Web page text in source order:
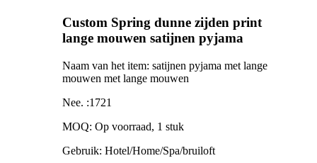
Custom Spring dunne zijden print
lange mouwen satijnen pyjama
Naam van het item: satijnen pyjama met lange
mouwen met lange mouwen
Nee. :1721
MOQ: Op voorraad, 1 stuk
Gebruik: Hotel/Home/Spa/bruiloft